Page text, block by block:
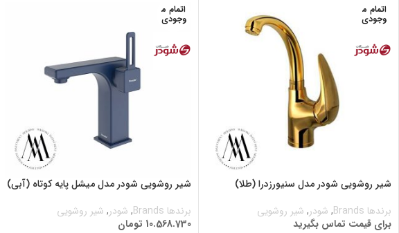
اتمام م
وجودی
شیر روشویی شودر مدل سنیورزدرا (طلا)
برندها Brands
, شودر, شیر روشویی
برای قیمت تماس بگیرید
اتمام م
وجودی
شیر روشویی شودر مدل میشل پایه کوتاه (آبی)
برندها Brands
, شودر, شیر روشویی
10.568.730 تومان